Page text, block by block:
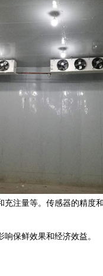
充注量等。传感器的精度
保鲜效果和经济效益。